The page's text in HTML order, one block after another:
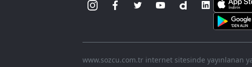
www.sozcu.com.tr internet sitesinde yayınlanan